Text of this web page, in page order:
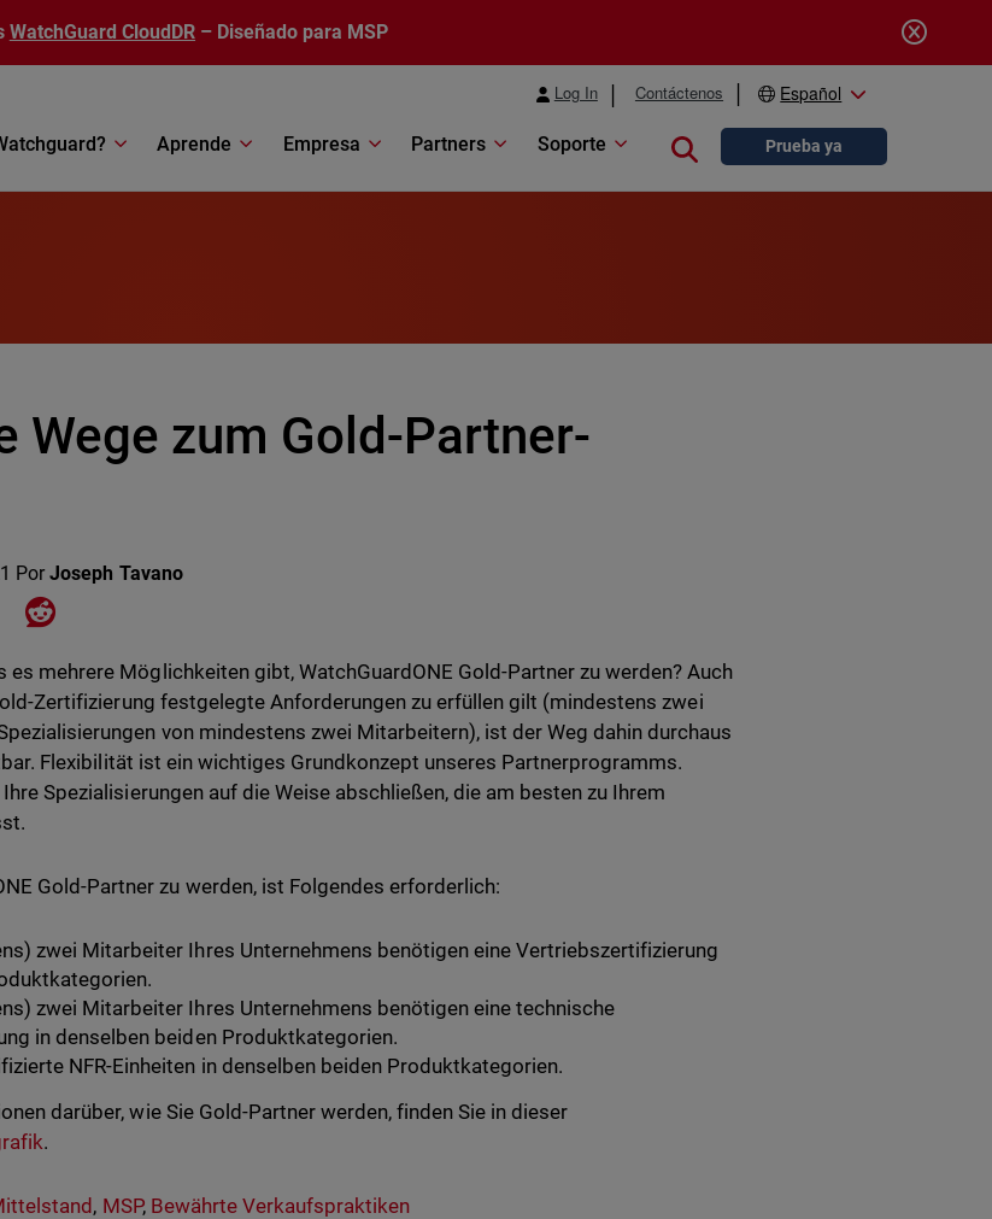
WatchGuard CloudDR – Diseñado para MSP
Log In Contáctenos Español
Aprende Empresa Partners Soporte Close searchPrueba ya
Wege zum Gold-Partner-
PorJoseph Tavano
Facebook
Share on XShare on Reddit
es mehrere Möglichkeiten gibt, WatchGuardONE Gold-Partner zu werden? Auch
Zertifizierung festgelegte Anforderungen zu erfüllen gilt (mindestens zwei
von mindestens zwei Mitarbeitern), ist der Weg dahin durchaus
Flexibilität ist ein wichtiges Grundkonzept unseres Partnerprogramms.
Ihre Spezialisierungen auf die Weise abschließen, die am besten zu Ihrem
Gold-Partner zu werden, ist Folgendes erforderlich:
zwei Mitarbeiter Ihres Unternehmens benötigen eine Vertriebszertifizierung
zwei Mitarbeiter Ihres Unternehmens benötigen eine technische
in denselben beiden Produktkategorien.
NFR-Einheiten in denselben beiden Produktkategorien.
darüber, wie Sie Gold-Partner werden, finden Sie in dieser
.
, MSP, Bewährte Verkaufspraktiken